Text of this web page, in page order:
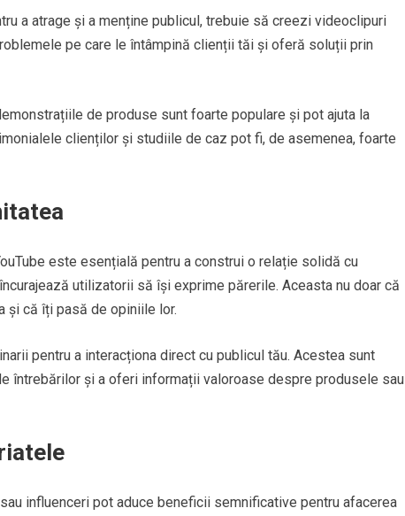
a atrage și a menține publicul, trebuie să creezi videoclipuri
pe care le întâmpină clienții tăi și oferă soluții prin
de produse sunt foarte populare și pot ajuta la
clienților și studiile de caz pot fi, de asemenea, foarte
este esențială pentru a construi o relație solidă cu
utilizatorii să își exprime părerile. Aceasta nu doar că
și că îți pasă de opiniile lor.
pentru a interacționa direct cu publicul tău. Acestea sunt
întrebărilor și a oferi informații valoroase despre produsele sau
influenceri pot aduce beneficii semnificative pentru afacerea